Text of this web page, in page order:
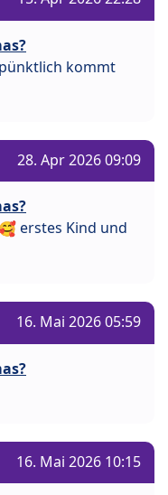
kommt
28. Apr 2026 09:09
erstes Kind und
16. Mai 2026 05:59
16. Mai 2026 10:15